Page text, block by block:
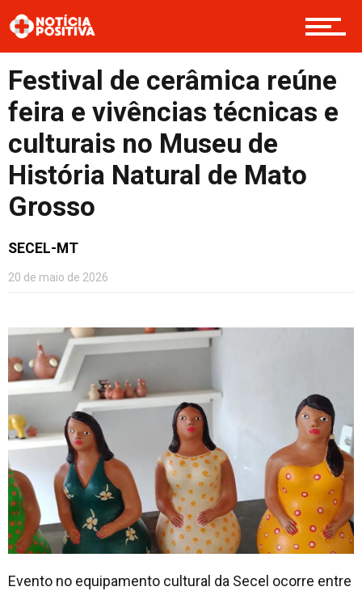
Opinião
Cultura
Entretenimento
Festival de cerâmica reúne
feira e vivências técnicas e
culturais no Museu de
História Natural de Mato
Grosso
SECEL-MT
20 de maio de 2026
Evento no equipamento cultural da Secel ocorre entre